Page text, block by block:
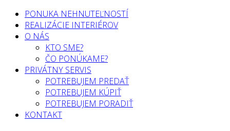
PONUKA NEHNUTEĽNOSTÍ
REALIZÁCIE INTERIÉROV
O NÁS
KTO SME?
ČO PONÚKAME?
PRIVÁTNY SERVIS
POTREBUJEM PREDAŤ
POTREBUJEM KÚPIŤ
POTREBUJEM PORADIŤ
KONTAKT